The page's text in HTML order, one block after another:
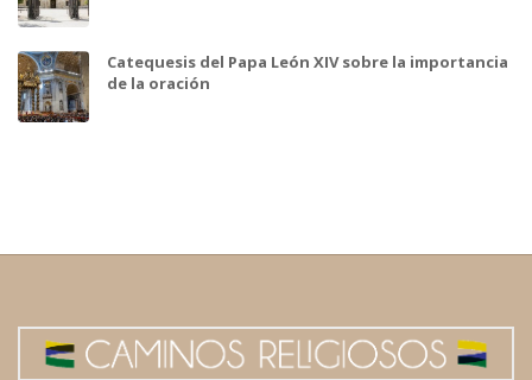
Catequesis del Papa León XIV sobre la importancia
de la oración